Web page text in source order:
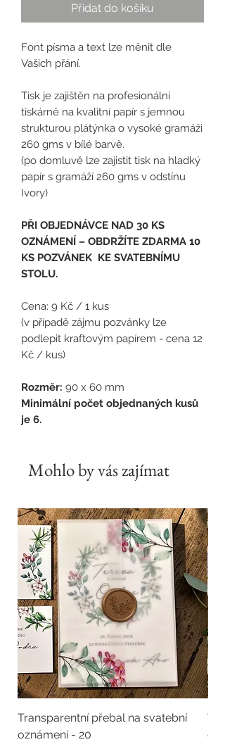
Přidat do košíku
Font písma a text lze měnit dle
Vašich přání.
Tisk je zajištěn na profesionální
tiskárně na kvalitní papír s jemnou
strukturou plátýnka o vysoké gramáži
260 gms v bílé barvě.
(po domluvě lze zajistit tisk na hladký
papír s gramáží 260 gms v odstínu
Ivory)
PŘI OBJEDNÁVCE NAD 30 KS
OZNÁMENÍ – OBDRŽÍTE ZDARMA 10
KS POZVÁNEK KE SVATEBNÍMU
STOLU.
Cena: 9 Kč / 1 kus
(v případě zájmu pozvánky lze
podlepit kraftovým papírem - cena 12
Kč / kus)
Rozměr: 90 x 60 mm
Minimální počet objednaných kusů
je 6.
Mohlo by vás zajímat
Transparentní přebal na svatební
oznámení - 20